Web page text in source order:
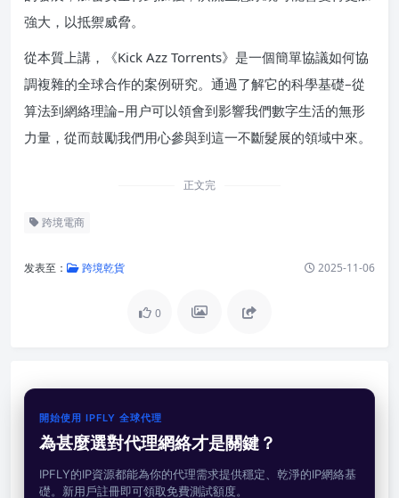
強大，以抵禦威脅。
從本質上講，《Kick Azz Torrents》是一個簡單協議如何協
調複雜的全球合作的案例研究。通過了解它的科學基礎–從
算法到網絡理論–用户可以領會到影響我們數字生活的無形
力量，從而鼓勵我們用心參與到這一不斷髮展的領域中來。
正文完
跨境電商
发表至： 跨境乾貨 2025-11-06
0
開始使用 IPFLY 全球代理
為甚麼選對代理網絡才是關鍵？
IPFLY的IP資源都能為你的代理需求提供穩定、乾淨的IP網絡基
礎。新用戶註冊即可領取免費測試額度。